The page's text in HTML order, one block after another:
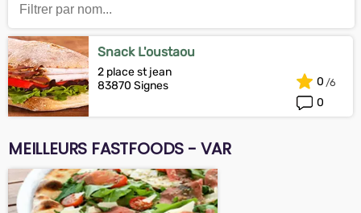
Snack L'oustaou
2 place st jean
83870 Signes
0
0
MEILLEURS FASTFOODS - VAR